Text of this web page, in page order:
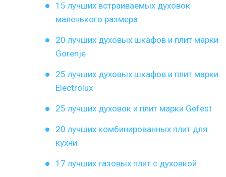
15 лучших встраиваемых духовок
маленького размера
20 лучших духовых шкафов и плит марки
Gorenje
25 лучших духовых шкафов и плит марки
Electrolux
25 лучших духовок и плит марки Gefest
20 лучших комбинированных плит для
кухни
17 лучших газовых плит с духовкой